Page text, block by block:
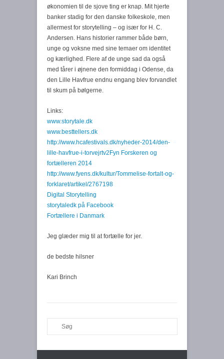
økonomien til de sjove ting er knap. Mit hjerte
banker stadig for den danske folkeskole, men
allermest for storytelling – og især for H. C.
Andersen. Hans historier rammer både børn,
unge og voksne med sine temaer om identitet
og kærlighed. Flere af de unge sad da også
med tårer i øjnene den formiddag i Odense, da
den Lille Havfrue endnu engang blev forvandlet
til skum på bølgerne.
Links:
www.storytale.dk
www.besttellers.dk
http://www.hcafestivals.dk/nyheder-2014/den-
lille-havfrue-i-torvejrtv2Fyn Forskeren og
fortælleren 2014
http://www.fyens.dk/kultur/Tommelise-fortalt-og-
forklaret/artikel/2767198
Digital Storytelling
storytaledk på Facebook
Fortællere i Danmark
Jeg glæder mig til at fortælle for jer.
de bedste hilsner
Kari Brinch
Search